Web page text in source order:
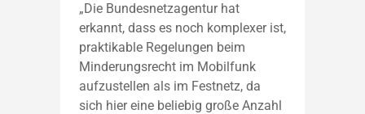
„Die Bundesnetzagentur hat
erkannt, dass es noch komplexer ist,
praktikable Regelungen beim
Minderungsrecht im Mobilfunk
aufzustellen als im Festnetz, da
sich hier eine beliebig große Anzahl